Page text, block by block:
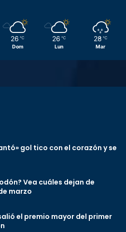
26 ℃
Dom
26 ℃
Lun
28 ℃
Mar
gol tico con el corazón y se
Vea cuáles dejan de
marzo
el premio mayor del primer